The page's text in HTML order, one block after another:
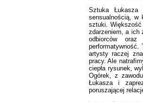
Sztuka Łukasza
sensualnością, w
sztuki. Większość
zdarzeniem, a ich
odbiorców
performatywność.
artysty raczej
pracy. Ale
ciepła rysunek,
Ogórek, z
Łukasza i
poruszającej